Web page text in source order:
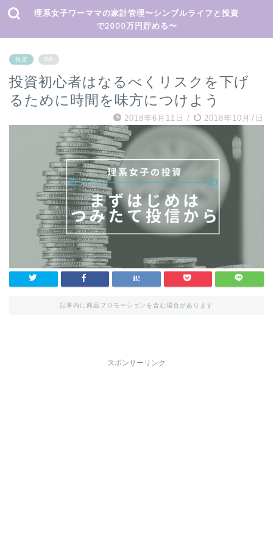
理系女子ワーママの家計管理〜シンプルライフと投資
で2000万円貯める〜
投資 PR
投資初心者はなるべくリスクを下げ
るために時間を味方につけよう
2018年6月11日 / 2018年10月7日
記事内に商品プロモーションを含む場合があります
スポンサーリンク